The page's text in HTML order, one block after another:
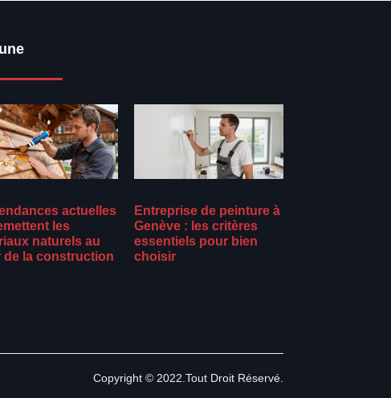
actuelles
les
naturels au
la construction
Entreprise de peinture à
Genève : les critères
essentiels pour bien
choisir
Copyright © 2022.Tout Droit Réservé.